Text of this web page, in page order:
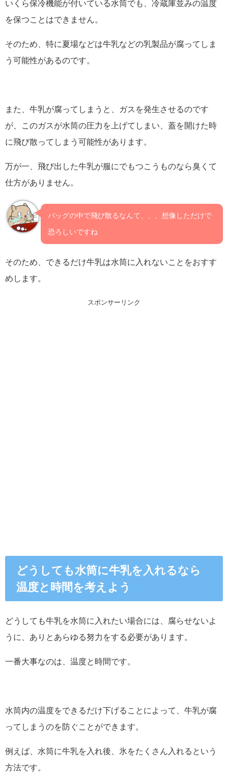
いくら保冷機能が付いている水筒でも、冷蔵庫並みの温度
を保つことはできません。
そのため、特に夏場などは牛乳などの乳製品が腐ってしま
う可能性があるのです。
また、牛乳が腐ってしまうと、ガスを発生させるのです
が、このガスが水筒の圧力を上げてしまい、蓋を開けた時
に飛び散ってしまう可能性があります。
万が一、飛び出した牛乳が服にでもつこうものなら臭くて
仕方がありません。
バッグの中で飛び散るなんて、、、想像しただけで
恐ろしいですね
そのため、できるだけ牛乳は水筒に入れないことをおすす
めします。
スポンサーリンク
どうしても水筒に牛乳を入れるなら
温度と時間を考えよう
どうしても牛乳を水筒に入れたい場合には、腐らせないよ
うに、ありとあらゆる努力をする必要があります。
一番大事なのは、温度と時間です。
水筒内の温度をできるだけ下げることによって、牛乳が腐
ってしまうのを防ぐことができます。
例えば、水筒に牛乳を入れ後、氷をたくさん入れるという
方法です。